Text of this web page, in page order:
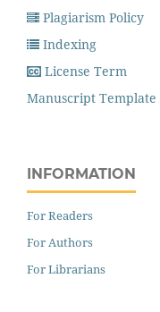
Plagiarism Policy
Indexing
License Term
Manuscript Template
INFORMATION
For Readers
For Authors
For Librarians